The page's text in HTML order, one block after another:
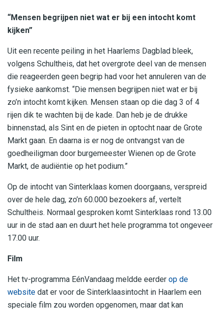
“Mensen begrijpen niet wat er bij een intocht komt
kijken”
Uit een recente peiling in het Haarlems Dagblad bleek,
volgens Schultheis, dat het overgrote deel van de mensen
die reageerden geen begrip had voor het annuleren van de
fysieke aankomst. “Die mensen begrijpen niet wat er bij
zo’n intocht komt kijken. Mensen staan op die dag 3 of 4
rijen dik te wachten bij de kade. Dan heb je de drukke
binnenstad, als Sint en de pieten in optocht naar de Grote
Markt gaan. En daarna is er nog de ontvangst van de
goedheiligman door burgemeester Wienen op de Grote
Markt, de audiëntie op het podium.”
Op de intocht van Sinterklaas komen doorgaans, verspreid
over de hele dag, zo’n 60.000 bezoekers af, vertelt
Schultheis. Normaal gesproken komt Sinterklaas rond 13.00
uur in de stad aan en duurt het hele programma tot ongeveer
17.00 uur.
Film
Het tv-programma EénVandaag meldde eerder op de
website dat er voor de Sinterklaasintocht in Haarlem een
speciale film zou worden opgenomen, maar dat kan